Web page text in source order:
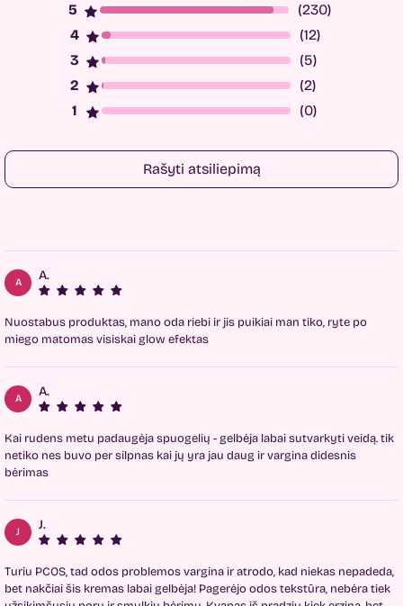
(230)
(12)
(5)
(2)
(0)
Rašyti atsiliepimą
A A.
Nuostabus produktas, mano oda riebi ir jis puikiai man tiko, ryte po
miego matomas visiskai glow efektas
A A.
Kai rudens metu padaugėja spuogelių - gelbėja labai sutvarkyti veidą. tik
netiko nes buvo per silpnas kai jų yra jau daug ir vargina didesnis
bėrimas
J J.
Turiu PCOS, tad odos problemos vargina ir atrodo, kad niekas nepadeda,
bet nakčiai šis kremas labai gelbėja! Pagerėjo odos tekstūra, nebėra tiek